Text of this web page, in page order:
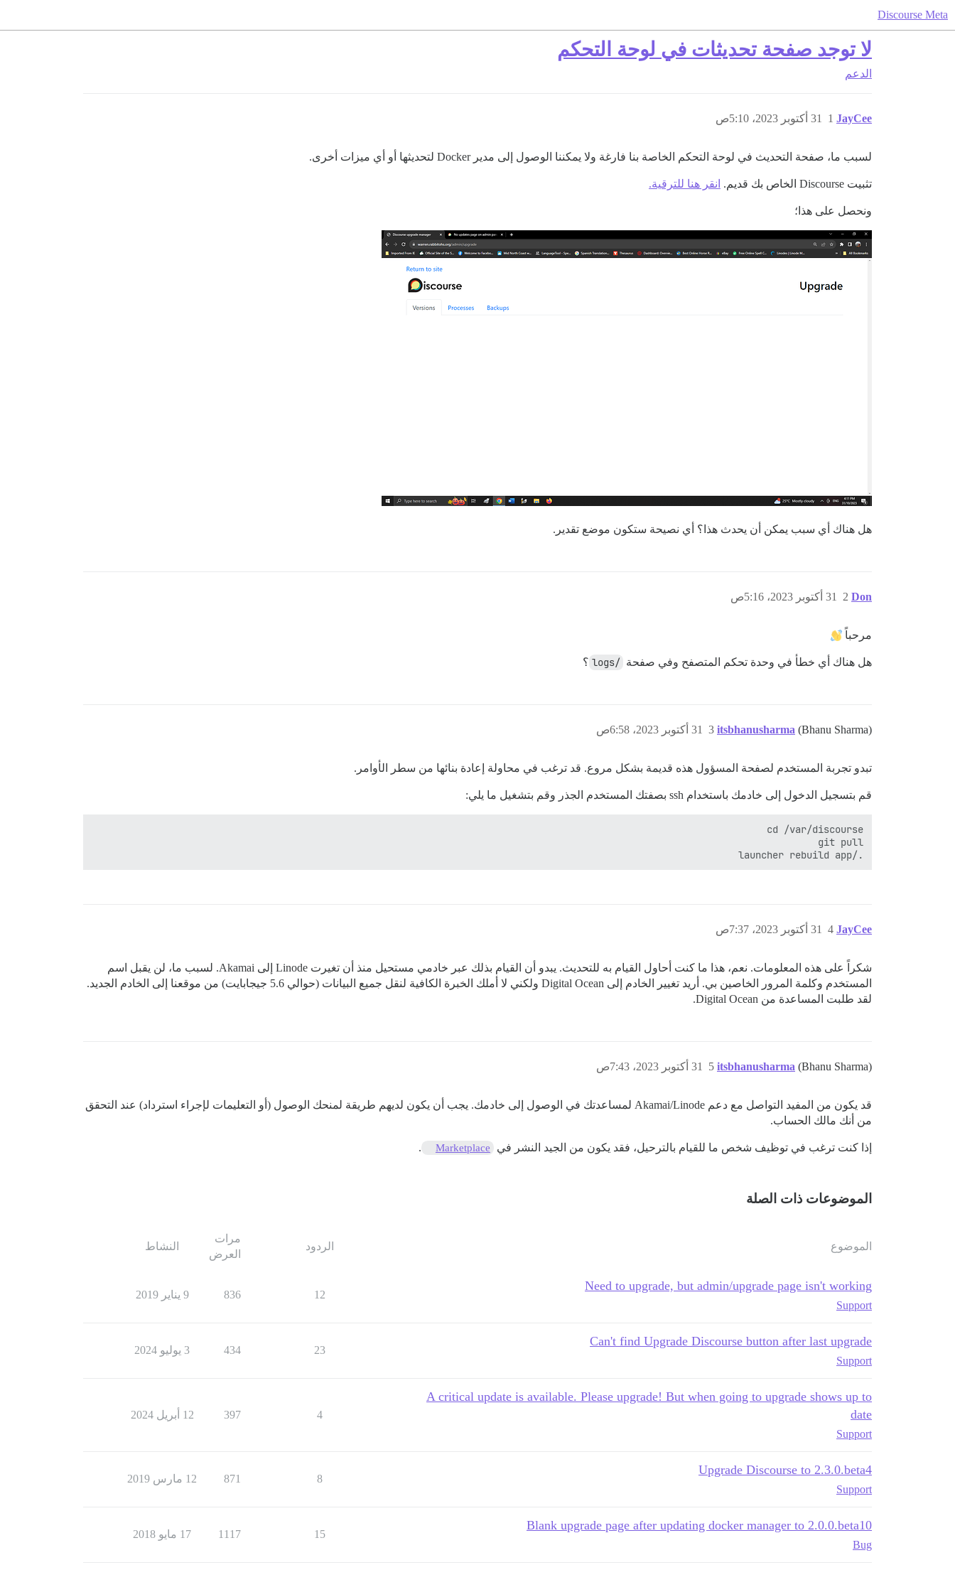
Discourse Meta
لا توجد صفحة تحديثات في لوحة التحكم
الدعم
JayCee 31 أكتوبر 2023، 5:10ص 1
لسبب ما، صفحة التحديث في لوحة التحكم الخاصة بنا فارغة ولا يمكننا الوصول إلى مدير Docker لتحديثها أو أي ميزات أخرى.
تثبيت Discourse الخاص بك قديم. انقر هنا للترقية.
ونحصل على هذا؛
هل هناك أي سبب يمكن أن يحدث هذا؟ أي نصيحة ستكون موضع تقدير.
Don 31 أكتوبر 2023، 5:16ص 2
مرحباً
هل هناك أي خطأ في وحدة تحكم المتصفح وفي صفحة /logs ؟
itsbhanusharma (Bhanu Sharma) 31 أكتوبر 2023، 6:58ص 3
تبدو تجربة المستخدم لصفحة المسؤول هذه قديمة بشكل مروع. قد ترغب في محاولة إعادة بنائها من سطر الأوامر.
قم بتسجيل الدخول إلى خادمك باستخدام ssh بصفتك المستخدم الجذر وقم بتشغيل ما يلي:
./launcher rebuild app
JayCee 31 أكتوبر 2023، 7:37ص 4
شكراً على هذه المعلومات. نعم، هذا ما كنت أحاول القيام به للتحديث. يبدو أن القيام بذلك عبر خادمي مستحيل منذ أن تغيرت Linode إلى Akamai. لسبب ما، لن يقبل اسم
المستخدم وكلمة المرور الخاصين بي. أريد تغيير الخادم إلى Digital Ocean ولكني لا أملك الخبرة الكافية لنقل جميع البيانات (حوالي 5.6 جيجابايت) من موقعنا إلى الخادم الجديد.
لقد طلبت المساعدة من Digital Ocean.
itsbhanusharma (Bhanu Sharma) 31 أكتوبر 2023، 7:43ص 5
قد يكون من المفيد التواصل مع دعم Akamai/Linode لمساعدتك في الوصول إلى خادمك. يجب أن يكون لديهم طريقة لمنحك الوصول (أو التعليمات لإجراء استرداد) عند التحقق
من أنك مالك الحساب.
إذا كنت ترغب في توظيف شخص ما للقيام بالترحيل، فقد يكون من الجيد النشر في Marketplace
.
الموضوعات ذات الصلة
الموضوع الردود
مرات
العرض
النشاط
Need to upgrade, but admin/upgrade page isn't working
Support
12
836 9 يناير 2019
Can't find Upgrade Discourse button after last upgrade
Support
23
434 3 يوليو 2024
A critical update is available. Please upgrade! But when going to upgrade shows up to
date
Support
4
397 12 أبريل 2024
Upgrade Discourse to 2.3.0.beta4
Support
8
871 12 مارس 2019
Blank upgrade page after updating docker manager to 2.0.0.beta10
Bug
15
1117 17 مايو 2018